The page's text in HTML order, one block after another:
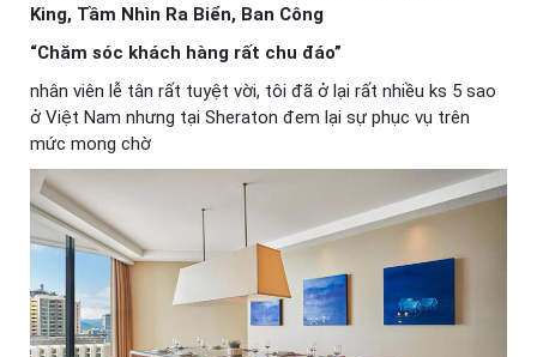
King, Tầm Nhìn Ra Biển, Ban Công
“Chăm sóc khách hàng rất chu đáo”
nhân viên lễ tân rất tuyệt vời, tôi đã ở lại rất nhiều ks 5 sao
ở Việt Nam nhưng tại Sheraton đem lại sự phục vụ trên
mức mong chờ